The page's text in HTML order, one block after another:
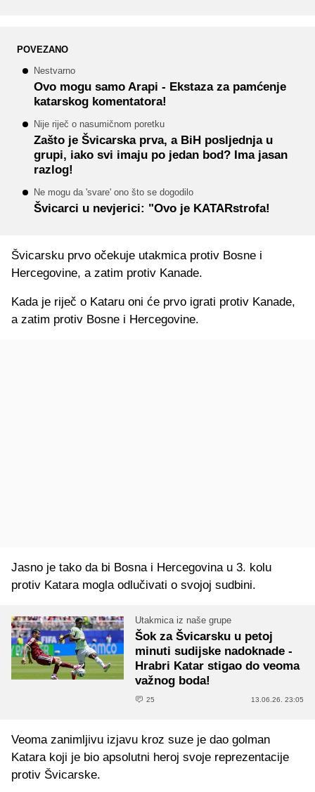
POVEZANO
Nestvarno
Ovo mogu samo Arapi - Ekstaza za pamćenje
katarskog komentatora!
Nije riječ o nasumičnom poretku
Zašto je Švicarska prva, a BiH posljednja u
grupi, iako svi imaju po jedan bod? Ima jasan
razlog!
Ne mogu da 'svare' ono što se dogodilo
Švicarci u nevjerici: "Ovo je KATARstrofa!
Švicarsku prvo očekuje utakmica protiv Bosne i
Hercegovine, a zatim protiv Kanade.
Kada je riječ o Kataru oni će prvo igrati protiv Kanade,
a zatim protiv Bosne i Hercegovine.
Jasno je tako da bi Bosna i Hercegovina u 3. kolu
protiv Katara mogla odlučivati o svojoj sudbini.
Utakmica iz naše grupe
Šok za Švicarsku u petoj
minuti sudijske nadoknade -
Hrabri Katar stigao do veoma
važnog boda!
25 13.06.26. 23:05
Veoma zanimljivu izjavu kroz suze je dao golman
Katara koji je bio apsolutni heroj svoje reprezentacije
protiv Švicarske.